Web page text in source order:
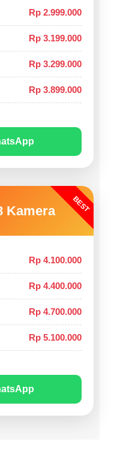
Rp 2.999.000
Rp 3.199.000
Rp 3.299.000
Rp 3.899.000
BEST
Kamera
Rp 4.100.000
Rp 4.400.000
Rp 4.700.000
Rp 5.100.000